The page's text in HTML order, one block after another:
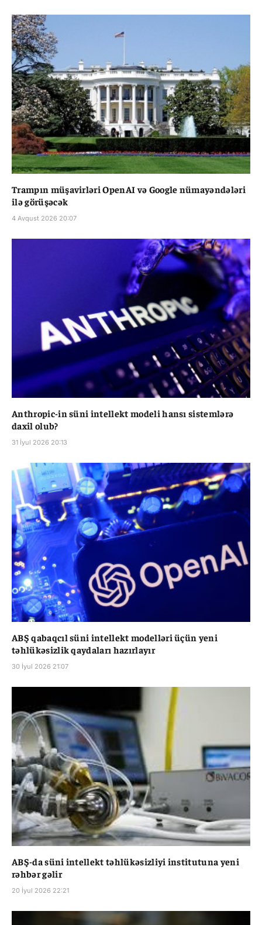
Trampın müşavirləri OpenAI və Google nümayəndələri
ilə görüşəcək
4 Avqust 2026 20:07
Anthropic-in süni intellekt modeli hansı sistemlərə
daxil olub?
31 İyul 2026 20:13
ABŞ qabaqcıl süni intellekt modelləri üçün yeni
təhlükəsizlik qaydaları hazırlayır
30 İyul 2026 21:07
ABŞ-da süni intellekt təhlükəsizliyi institutuna yeni
rəhbər gəlir
20 İyul 2026 22:21